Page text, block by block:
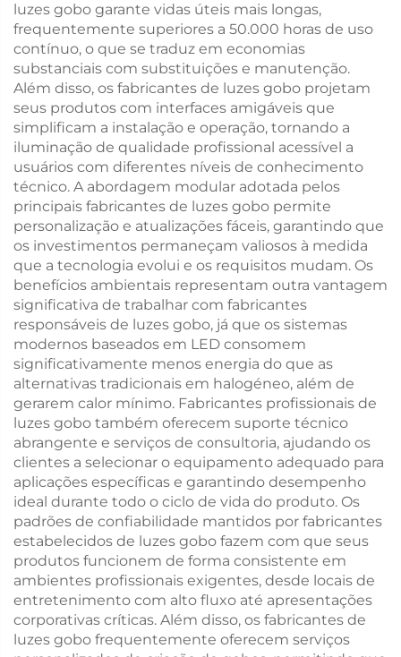
luzes gobo garante vidas úteis mais longas,
frequentemente superiores a 50.000 horas de uso
contínuo, o que se traduz em economias
substanciais com substituições e manutenção.
Além disso, os fabricantes de luzes gobo projetam
seus produtos com interfaces amigáveis que
simplificam a instalação e operação, tornando a
iluminação de qualidade profissional acessível a
usuários com diferentes níveis de conhecimento
técnico. A abordagem modular adotada pelos
principais fabricantes de luzes gobo permite
personalização e atualizações fáceis, garantindo que
os investimentos permaneçam valiosos à medida
que a tecnologia evolui e os requisitos mudam. Os
benefícios ambientais representam outra vantagem
significativa de trabalhar com fabricantes
responsáveis de luzes gobo, já que os sistemas
modernos baseados em LED consomem
significativamente menos energia do que as
alternativas tradicionais em halogéneo, além de
gerarem calor mínimo. Fabricantes profissionais de
luzes gobo também oferecem suporte técnico
abrangente e serviços de consultoria, ajudando os
clientes a selecionar o equipamento adequado para
aplicações específicas e garantindo desempenho
ideal durante todo o ciclo de vida do produto. Os
padrões de confiabilidade mantidos por fabricantes
estabelecidos de luzes gobo fazem com que seus
produtos funcionem de forma consistente em
ambientes profissionais exigentes, desde locais de
entretenimento com alto fluxo até apresentações
corporativas críticas. Além disso, os fabricantes de
luzes gobo frequentemente oferecem serviços